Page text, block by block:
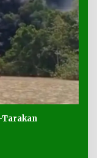
Tarakan